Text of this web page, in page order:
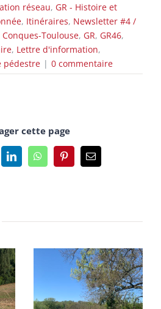
réseau, GR - Histoire et
, Itinéraires, Newsletter #4 /
Conques-Toulouse, GR, GR46,
, Lettre d'information,
pédestre | 0 commentaire
cette page
LinkedInWhatsAppPinterestEmail